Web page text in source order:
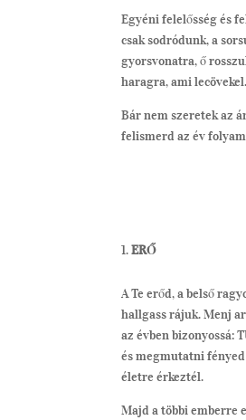
Egyéni felelősség és
csak sodródunk, a
gyorsvonatra, ő
haragra, ami lecövekel.
Bár nem szeretek az
felismerd az év
ERŐ
A Te erőd, a belső
hallgass rájuk. Menj
az évben bizonyossá:
és megmutatni
életre érkeztél.
Majd a többi emberre